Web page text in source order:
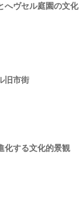
へヴセル庭園の文化
旧市街
化する文化的景観